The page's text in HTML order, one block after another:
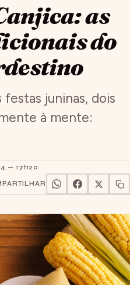
as
do
festas juninas, dois
à mente:
— 17h20